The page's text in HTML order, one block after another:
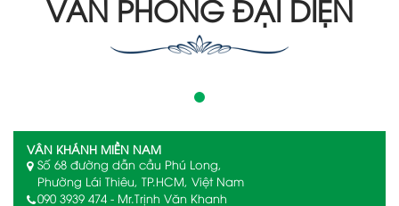
VĂN PHÒNG ĐẠI DIỆN
VÂN KHÁNH MIỀN NAM
Số 68 đường dẫn cầu Phú Long,
Phường Lái Thiêu, TP.HCM, Việt Nam
090 3939 474 - Mr.Trịnh Văn Khanh